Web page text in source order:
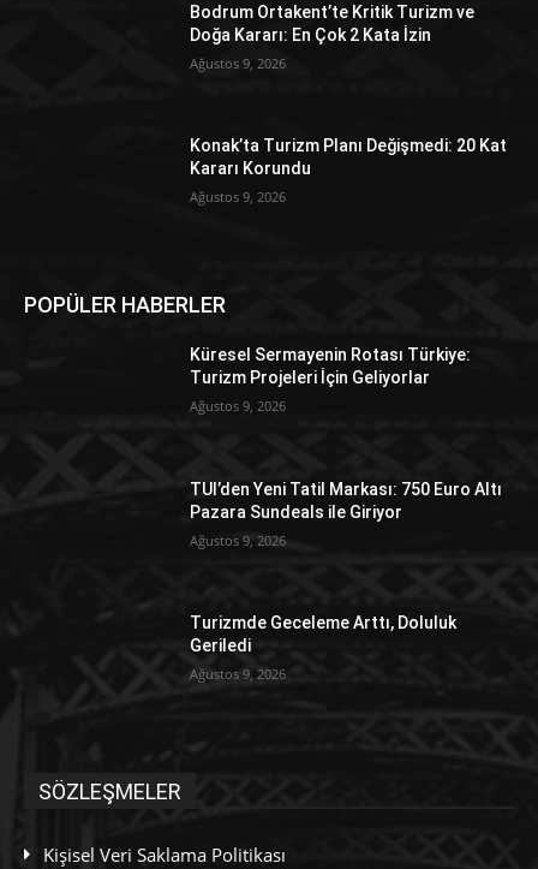
Bodrum Ortakent’te Kritik Turizm ve
Doğa Kararı: En Çok 2 Kata İzin
Ağustos 9, 2026
Konak’ta Turizm Planı Değişmedi: 20 Kat
Kararı Korundu
Ağustos 9, 2026
POPÜLER HABERLER
Küresel Sermayenin Rotası Türkiye:
Turizm Projeleri İçin Geliyorlar
Ağustos 9, 2026
TUI’den Yeni Tatil Markası: 750 Euro Altı
Pazara Sundeals ile Giriyor
Ağustos 9, 2026
Turizmde Geceleme Arttı, Doluluk
Geriledi
Ağustos 9, 2026
SÖZLEŞMELER
Kişisel Veri Saklama Politikası